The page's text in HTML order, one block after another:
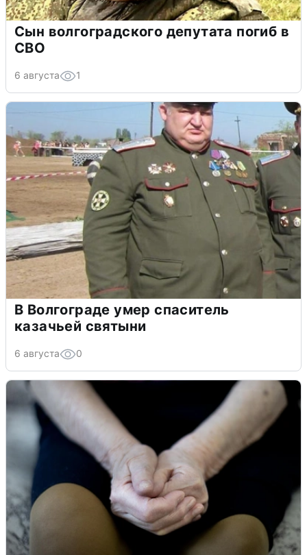
Сын волгоградского депутата погиб в
СВО
6 августа 1
В Волгограде умер спаситель
казачьей святыни
6 августа 0